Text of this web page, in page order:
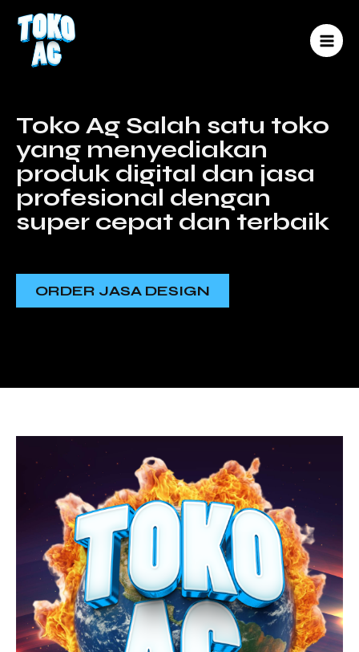
konten
Toko Ag Salah satu toko
yang menyediakan
produk digital dan jasa
profesional dengan
super cepat dan terbaik
ORDER JASA DESIGN